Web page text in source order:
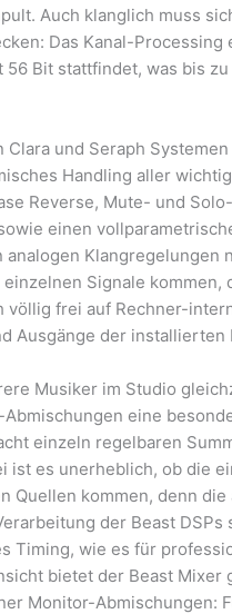
Auch klanglich muss
Das Kanal-
56 Bit stattfindet, was bis
Clara und Seraph
Handling aller
Reverse, Mute- und
einen
analogen Klangregelungen
Signale
völlig frei auf Rechner-
Ausgänge der installierten
Musiker im Studio
eine
einzeln regelbaren
ist es unerheblich, ob die
Quellen kommen, denn
der Beast
Timing, wie es für
bietet der Beast
Monitor-Abmischungen: